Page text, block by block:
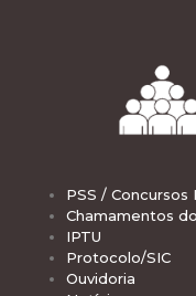
PSS / Concursos
Chamamentos
IPTU
Protocolo/SIC
Ouvidoria